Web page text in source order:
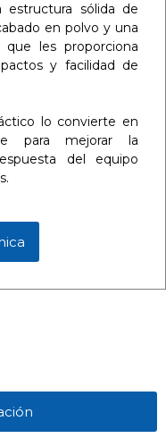
estructura sólida de
en polvo y una
les proporciona
y facilidad de
lo convierte en
para mejorar la
del equipo